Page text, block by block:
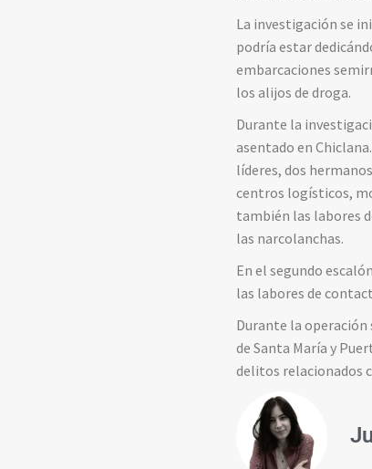
La investigación se
podría estar
embarcaciones
los alijos de droga.
Durante la
asentado en
líderes, dos
centros logísticos,
también las labores
las narcolanchas.
En el segundo
las labores de
Durante la
de Santa María y
delitos relacionados